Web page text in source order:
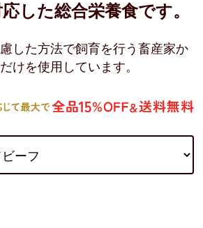
した総合栄養食です。
した方法で飼育を行う畜産家か
けを使用しています。